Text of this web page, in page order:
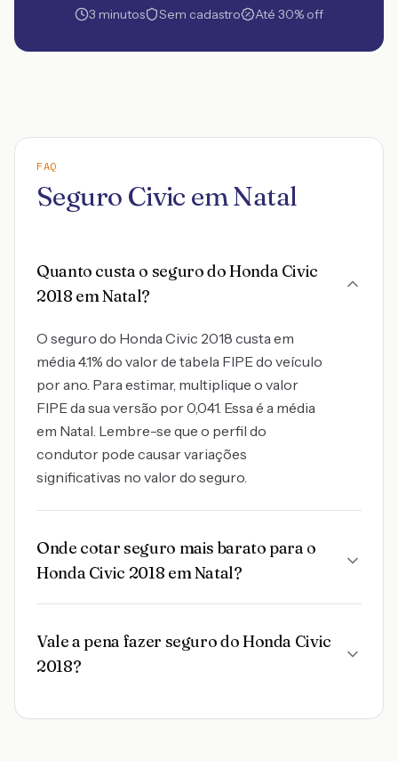
3 minutos Sem cadastro Até 30% off
FAQ
Seguro Civic em Natal
Quanto custa o seguro do Honda Civic
2018 em Natal?
O seguro do Honda Civic 2018 custa em
média 4.1% do valor de tabela FIPE do veículo
por ano. Para estimar, multiplique o valor
FIPE da sua versão por 0,041. Essa é a média
em Natal. Lembre-se que o perfil do
condutor pode causar variações
significativas no valor do seguro.
Onde cotar seguro mais barato para o
Honda Civic 2018 em Natal?
Vale a pena fazer seguro do Honda Civic
2018?